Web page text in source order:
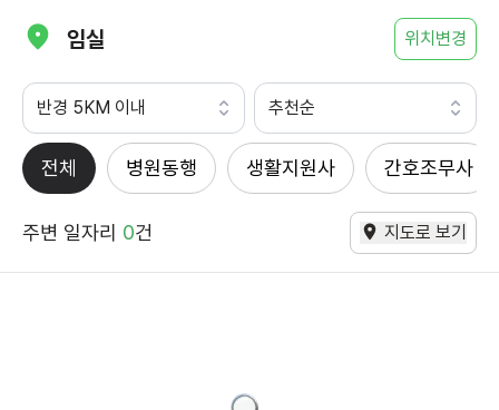
임실 위치변경
반경 5KM 이내 추천순
전체 병원동행 생활지원사 간호조무사
주변 일자리 0건 지도로 보기